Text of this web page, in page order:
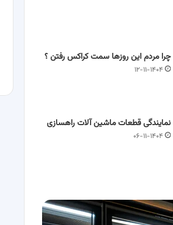
چرا مردم این روزها سمت کراکس رفتن ؟
۱۲-۱۱-۱۴۰۴
نمایندگی قطعات ماشین آلات راهسازی
۰۶-۱۱-۱۴۰۴